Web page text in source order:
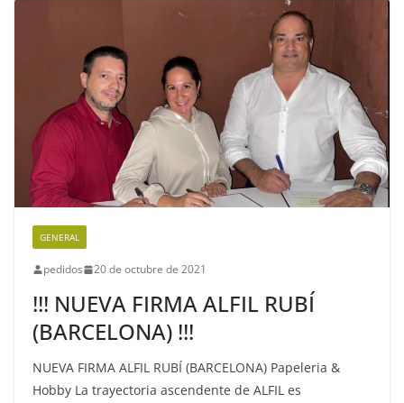
GENERAL
pedidos 20 de octubre de 2021
!!! NUEVA FIRMA ALFIL RUBÍ
(BARCELONA) !!!
NUEVA FIRMA ALFIL RUBÍ (BARCELONA) Papeleria &
Hobby La trayectoria ascendente de ALFIL es